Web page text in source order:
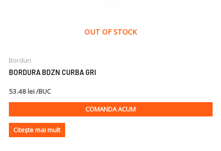
OUT OF STOCK
Borduri
BORDURA BDZN CURBA GRI
53.48 lei /BUC
COMANDA ACUM
Citește mai mult